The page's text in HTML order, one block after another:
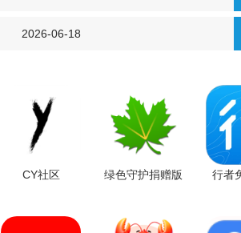
2026-06-18
CY社区 绿色守护捐赠版 行者